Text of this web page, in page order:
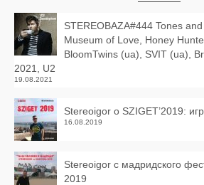
STEREOBAZA#444 Tones
Museum of Love, Honey
BloomTwins (ua), SVIT (ua),
2021, U2
19.08.2021
Stereoigor о SZIGET’2019:
16.08.2019
Stereoigor с мадридского
2019